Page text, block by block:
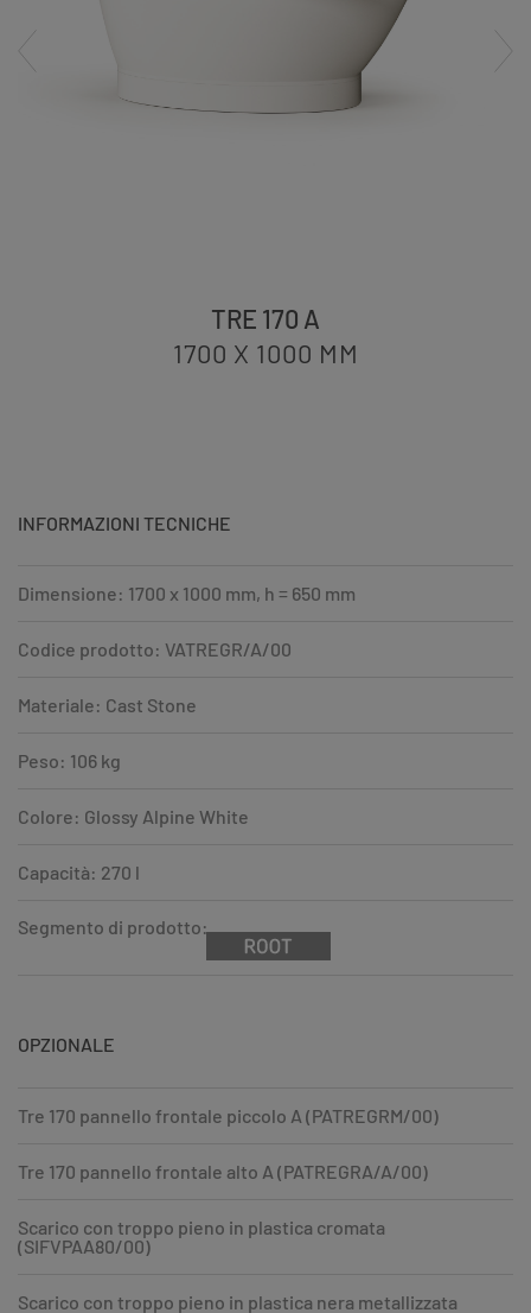
TRE 170 A
1700 X 1000 MM
INFORMAZIONI TECNICHE
Dimensione: 1700 x 1000 mm, h = 650 mm
Codice prodotto: VATREGR/A/00
Materiale: Cast Stone
Peso: 106 kg
Colore: Glossy Alpine White
Capacità: 270 l
Segmento di prodotto:
OPZIONALE
Tre 170 pannello frontale piccolo A (PATREGRM/00)
Tre 170 pannello frontale alto A (PATREGRA/A/00)
Scarico con troppo pieno in plastica cromata
(SIFVPAA80/00)
Scarico con troppo pieno in plastica nera metallizzata